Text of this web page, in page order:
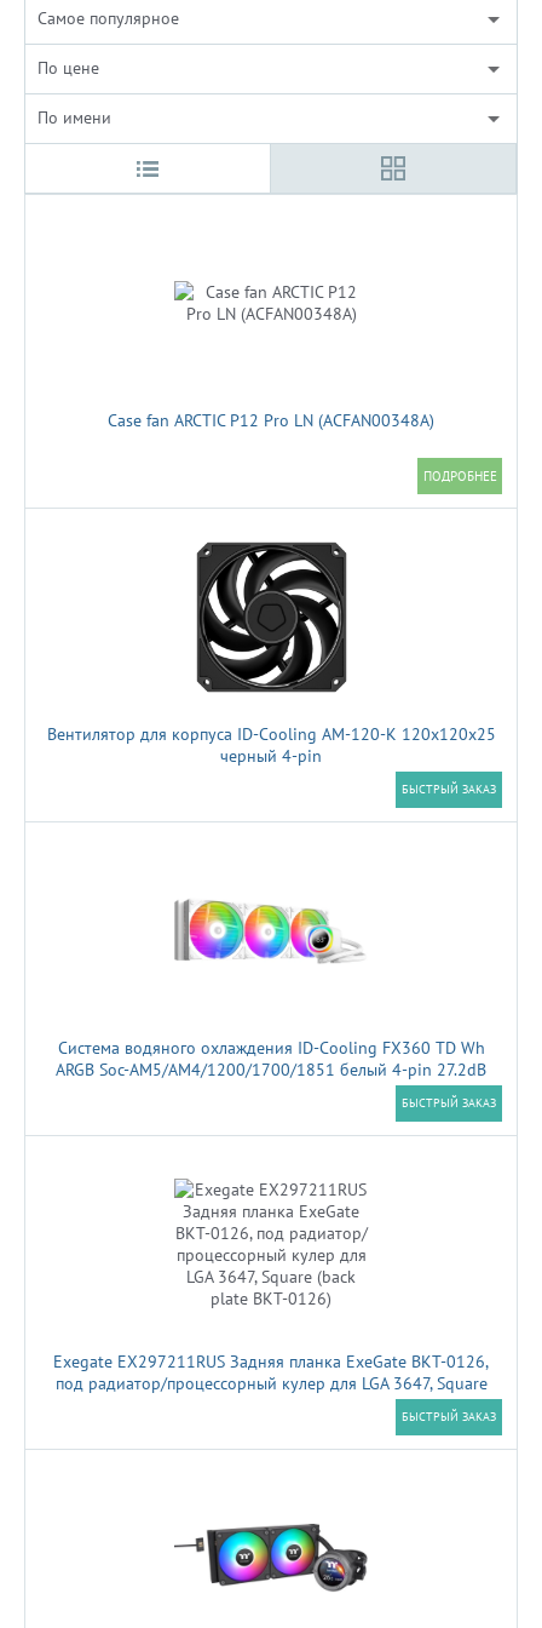
Cамое популярное
По цене
По имени
Case fan ARCTIC P12 Pro LN (ACFAN00348A)
Вентилятор для корпуса ID-Cooling AM-120-K 120х120x25
черный 4-pin
БЫСТРЫЙ ЗАКАЗ
Система водяного охлаждения ID-Cooling FX360 TD Wh
ARGB Soc-AM5/AM4/1200/1700/1851 белый 4-pin 27.2dB
Al+Cu LCD 350W Ret (FX360 TD WHITE)
БЫСТРЫЙ ЗАКАЗ
Exegate EX297211RUS Задняя планка ExeGate BKT-0126,
под радиатор/процессорный кулер для LGA 3647, Square
БЫСТРЫЙ ЗАКАЗ